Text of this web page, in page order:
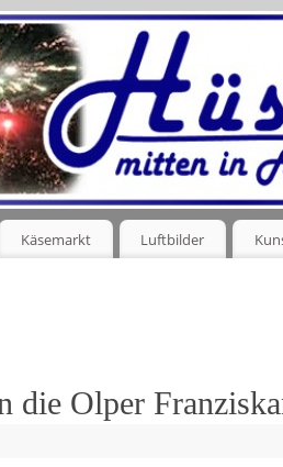
Käsemarkt Luftbilder
die Olper